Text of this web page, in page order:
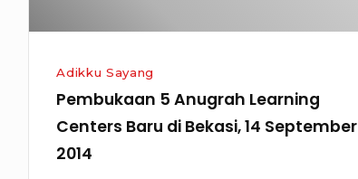
2014Adikku Sayang
Pembukaan 5 Anugrah Learning
Centers Baru di Bekasi, 14 September
2014